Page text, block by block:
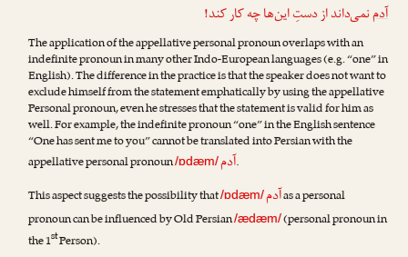
آدمنمی‌داند از دستِ این‌ها چه کار کند!
The application of the appellative personal pronoun overlaps with an
indefinite pronoun in many other Indo-European languages (e.g. “one” in
English). The difference in the practice is that the speaker does not want to
exclude himself from the statement emphatically by using the appellative
Personal pronoun, even he stresses that the statement is valid for him as
well. For example, the indefinite pronoun “one” in the English sentence
“One has sent me to you” cannot be translated into Persian with the
appellative personal pronoun/ɒdæm/آدم.
This aspect suggests the possibility that/ɒdæm/آدمas a personal
pronoun can be influenced by Old Persian/ædæm/(personal pronoun in
the 1stPerson).